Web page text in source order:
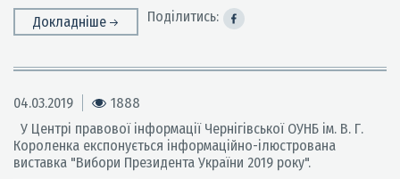
Докладніше
Поділитись:
04.03.2019
1888
У Центрі правової інформації Чернігівської ОУНБ ім. В. Г.
Короленка експонується інформаційно-ілюстрована
виставка "Вибори Президента України 2019 року".